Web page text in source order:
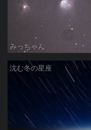
みっちゃん
沈む冬の星座